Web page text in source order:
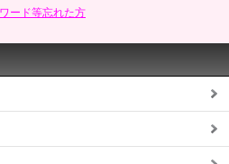
ード等忘れた方